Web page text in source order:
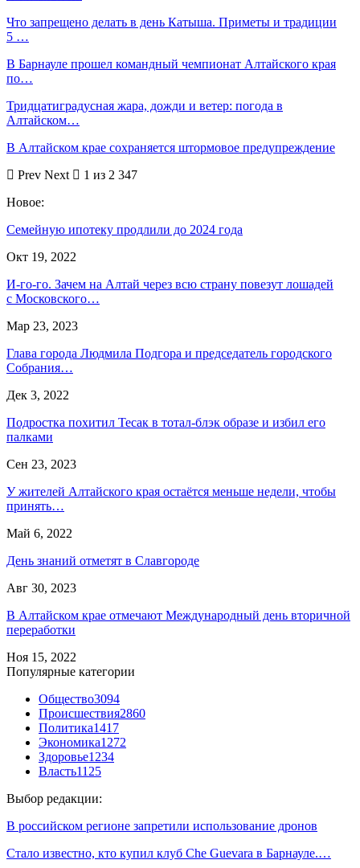
Что запрещено делать в день Катыша. Приметы и традиции
5 …
В Барнауле прошел командный чемпионат Алтайского края
по…
Тридцатиградусная жара, дожди и ветер: погода в
Алтайском…
В Алтайском крае сохраняется штормовое предупреждение
Prev Next
1 из 2 347
Новое:
Семейную ипотеку продлили до 2024 года
Окт 19, 2022
И-го-го. Зачем на Алтай через всю страну повезут лошадей
с Московского…
Мар 23, 2023
Глава города Людмила Подгора и председатель городского
Собрания…
Дек 3, 2022
Подростка похитил Тесак в тотал-блэк образе и избил его
палками
Сен 23, 2023
У жителей Алтайского края остаётся меньше недели, чтобы
принять…
Май 6, 2022
День знаний отметят в Славгороде
Авг 30, 2023
В Алтайском крае отмечают Международный день вторичной
переработки
Ноя 15, 2022
Популярные категории
Общество3094
Происшествия2860
Политика1417
Экономика1272
Здоровье1234
Власть1125
Выбор редакции:
В российском регионе запретили использование дронов
Стало известно, кто купил клуб Che Guevara в Барнауле.…